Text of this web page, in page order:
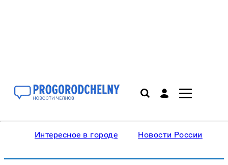
Интересное в городе Новости России